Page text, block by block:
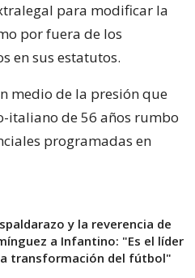
para modificar la
por fuera de los
en sus estatutos.
medio de la presión que
italiano de 56 años rumbo
programadas en
y la reverencia de
a Infantino: "Es el líder
transformación del fútbol"